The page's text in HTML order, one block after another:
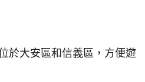
於大安區和信義區，方便遊